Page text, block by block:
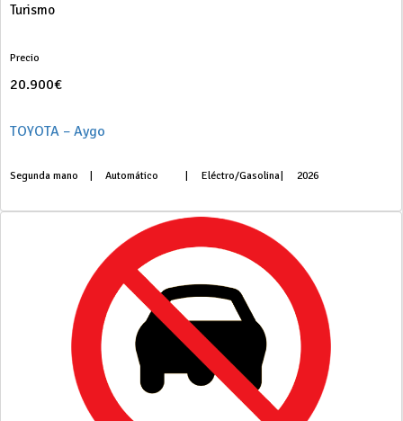
Turismo
Precio
20.900€
TOYOTA – Aygo
Segunda mano Automático Eléctro/Gasolina 2026